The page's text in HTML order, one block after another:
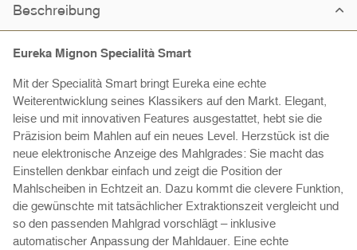
Beschreibung
Eureka Mignon Specialità Smart
Mit der Specialità Smart bringt Eureka eine echte
Weiterentwicklung seines Klassikers auf den Markt. Elegant,
leise und mit innovativen Features ausgestattet, hebt sie die
Präzision beim Mahlen auf ein neues Level. Herzstück ist die
neue elektronische Anzeige des Mahlgrades: Sie macht das
Einstellen denkbar einfach und zeigt die Position der
Mahlscheiben in Echtzeit an. Dazu kommt die clevere Funktion,
die gewünschte mit tatsächlicher Extraktionszeit vergleicht und
so den passenden Mahlgrad vorschlägt – inklusive
automatischer Anpassung der Mahldauer. Eine echte